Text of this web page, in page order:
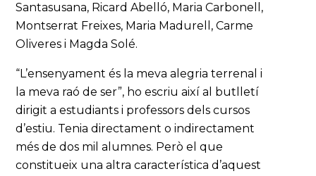
Santasusana, Ricard Abelló, Maria Carbonell,
Montserrat Freixes, Maria Madurell, Carme
Oliveres i Magda Solé.
“L’ensenyament és la meva alegria terrenal i
la meva raó de ser”, ho escriu així al butlletí
dirigit a estudiants i professors dels cursos
d’estiu. Tenia directament o indirectament
més de dos mil alumnes. Però el que
constitueix una altra característica d’aquest